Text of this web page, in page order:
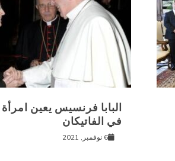
البابا فرنسيس يعين
في الفاتيكان
6 نوفمبر, 2021